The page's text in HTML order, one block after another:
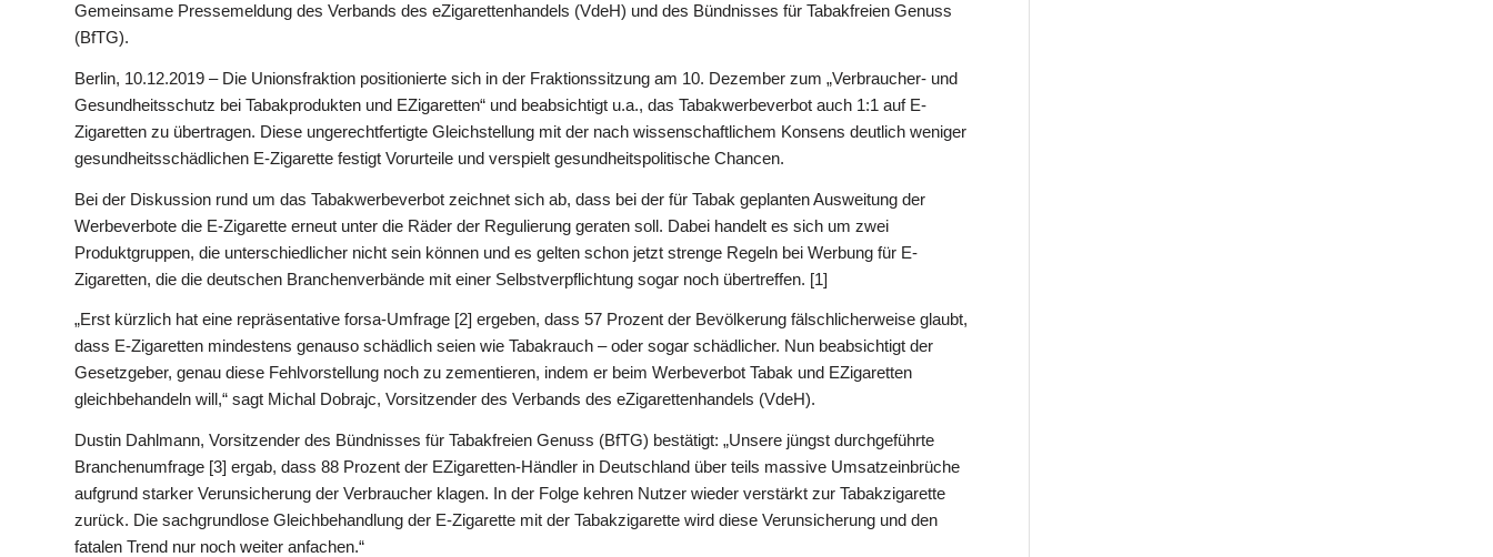
Gemeinsame Pressemeldung des Verbands des eZigarettenhandels (VdeH) und des Bündnisses für Tabakfreien Genuss
(BfTG).
Berlin, 10.12.2019 – Die Unionsfraktion positionierte sich in der Fraktionssitzung am 10. Dezember zum „Verbraucher- und
Gesundheitsschutz bei Tabakprodukten und EZigaretten“ und beabsichtigt u.a., das Tabakwerbeverbot auch 1:1 auf E-
Zigaretten zu übertragen. Diese ungerechtfertigte Gleichstellung mit der nach wissenschaftlichem Konsens deutlich weniger
gesundheitsschädlichen E-Zigarette festigt Vorurteile und verspielt gesundheitspolitische Chancen.
Bei der Diskussion rund um das Tabakwerbeverbot zeichnet sich ab, dass bei der für Tabak geplanten Ausweitung der
Werbeverbote die E-Zigarette erneut unter die Räder der Regulierung geraten soll. Dabei handelt es sich um zwei
Produktgruppen, die unterschiedlicher nicht sein können und es gelten schon jetzt strenge Regeln bei Werbung für E-
Zigaretten, die die deutschen Branchenverbände mit einer Selbstverpflichtung sogar noch übertreffen. [1]
„Erst kürzlich hat eine repräsentative forsa-Umfrage [2] ergeben, dass 57 Prozent der Bevölkerung fälschlicherweise glaubt,
dass E-Zigaretten mindestens genauso schädlich seien wie Tabakrauch – oder sogar schädlicher. Nun beabsichtigt der
Gesetzgeber, genau diese Fehlvorstellung noch zu zementieren, indem er beim Werbeverbot Tabak und EZigaretten
gleichbehandeln will,“ sagt Michal Dobrajc, Vorsitzender des Verbands des eZigarettenhandels (VdeH).
Dustin Dahlmann, Vorsitzender des Bündnisses für Tabakfreien Genuss (BfTG) bestätigt: „Unsere jüngst durchgeführte
Branchenumfrage [3] ergab, dass 88 Prozent der EZigaretten-Händler in Deutschland über teils massive Umsatzeinbrüche
aufgrund starker Verunsicherung der Verbraucher klagen. In der Folge kehren Nutzer wieder verstärkt zur Tabakzigarette
zurück. Die sachgrundlose Gleichbehandlung der E-Zigarette mit der Tabakzigarette wird diese Verunsicherung und den
fatalen Trend nur noch weiter anfachen.“